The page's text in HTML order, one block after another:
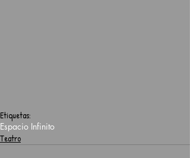
Etiquetas:
Espacio Infinito
Teatro